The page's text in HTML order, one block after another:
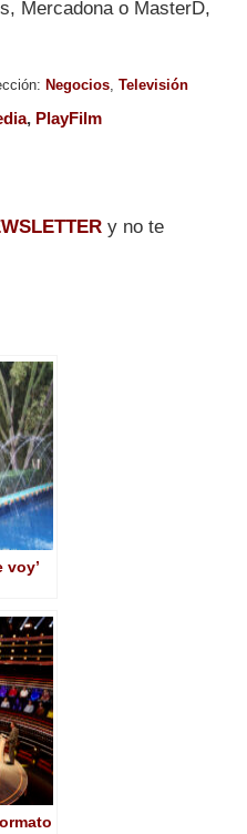
Mercadona o MasterD,
Negocios, Televisión
, PlayFilm
y no te
voy’